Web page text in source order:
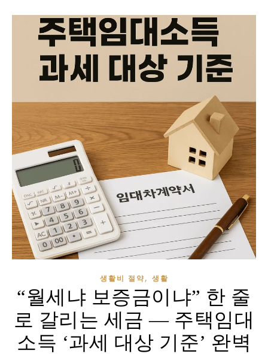
생활비 절약, 생활
“월세냐 보증금이냐” 한 줄
로 갈리는 세금 — 주택임대
소득 ‘과세 대상 기준’ 완벽